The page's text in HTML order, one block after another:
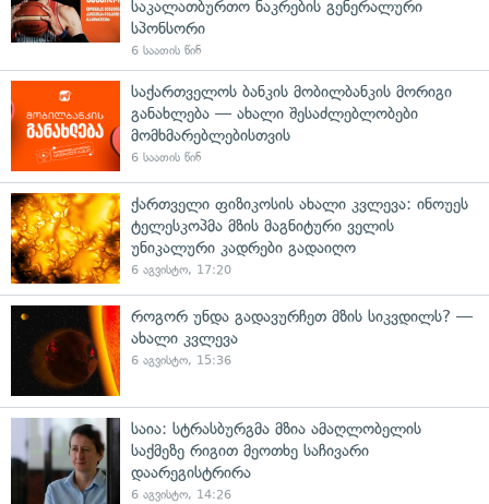
საკალათბურთო ნაკრების გენერალური
სპონსორი
6 საათის წინ
საქართველოს ბანკის მობილბანკის მორიგი
განახლება — ახალი შესაძლებლობები
მომხმარებლებისთვის
6 საათის წინ
ქართველი ფიზიკოსის ახალი კვლევა: ინოუეს
ტელესკოპმა მზის მაგნიტური ველის
უნიკალური კადრები გადაიღო
6 აგვისტო, 17:20
როგორ უნდა გადავურჩეთ მზის სიკვდილს? —
ახალი კვლევა
6 აგვისტო, 15:36
საია: სტრასბურგმა მზია ამაღლობელის
საქმეზე რიგით მეოთხე საჩივარი
დაარეგისტრირა
6 აგვისტო, 14:26